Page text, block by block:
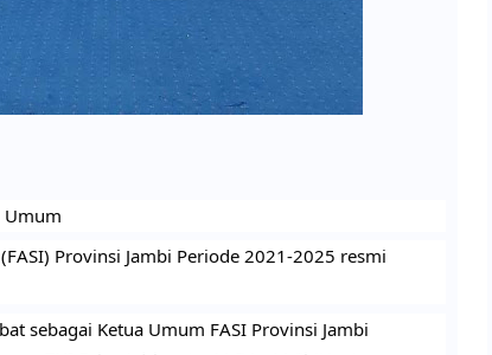
Umum
Provinsi Jambi Periode 2021-2025 resmi
sebagai Ketua Umum FASI Provinsi Jambi